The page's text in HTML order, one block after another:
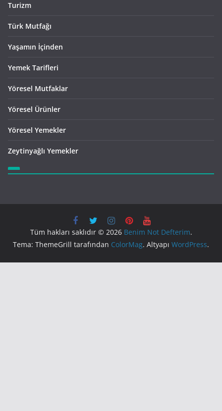
Turizm
Türk Mutfağı
Yaşamın İçinden
Yemek Tarifleri
Yöresel Mutfaklar
Yöresel Ürünler
Yöresel Yemekler
Zeytinyağlı Yemekler
Tüm hakları saklıdır © 2026 Benim Not Defterim.
Tema: ThemeGrill tarafından ColorMag. Altyapı WordPress.